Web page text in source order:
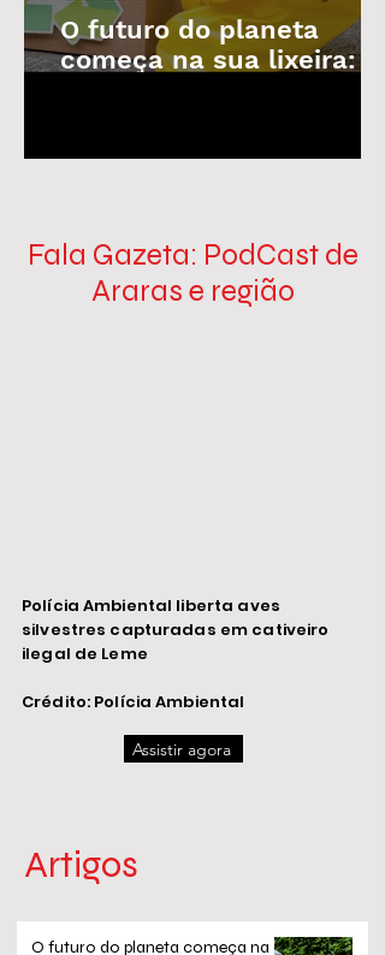
O futuro do planeta
começa na sua lixeira: o
Fala Gazeta: PodCast de
Araras e região
Polícia Ambiental liberta aves
silvestres capturadas em cativeiro
ilegal de Leme
Crédito: Polícia Ambiental
Assistir agora
Artigos
O futuro do planeta começa na